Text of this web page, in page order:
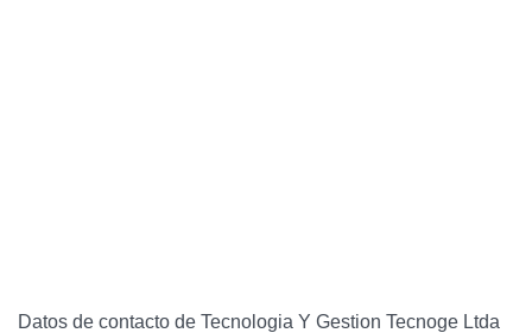
Datos de contacto de Tecnologia Y Gestion Tecnoge Ltda